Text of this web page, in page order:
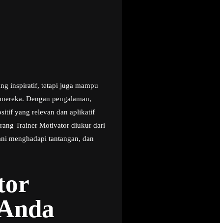
inspiratif, tetapi juga mampu
Dengan pengalaman,
yang relevan dan aplikatif
Trainer Motivator diukur dari
menghadapi tantangan, dan